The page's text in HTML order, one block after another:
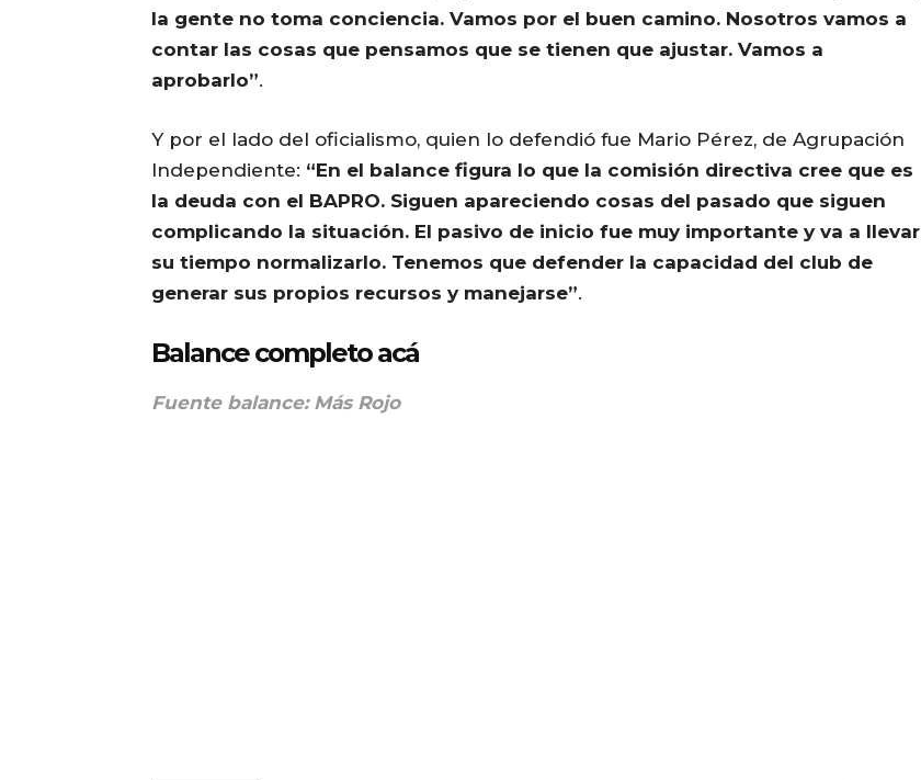
la gente no toma conciencia. Vamos por el buen camino. Nosotros vamos a
contar las cosas que pensamos que se tienen que ajustar. Vamos a
aprobarlo”.
Y por el lado del oficialismo, quien lo defendió fue Mario Pérez, de Agrupación
Independiente: “En el balance figura lo que la comisión directiva cree que es
la deuda con el BAPRO. Siguen apareciendo cosas del pasado que siguen
complicando la situación. El pasivo de inicio fue muy importante y va a llevar
su tiempo normalizarlo. Tenemos que defender la capacidad del club de
generar sus propios recursos y manejarse”.
Balance completo acá
Fuente balance: Más Rojo